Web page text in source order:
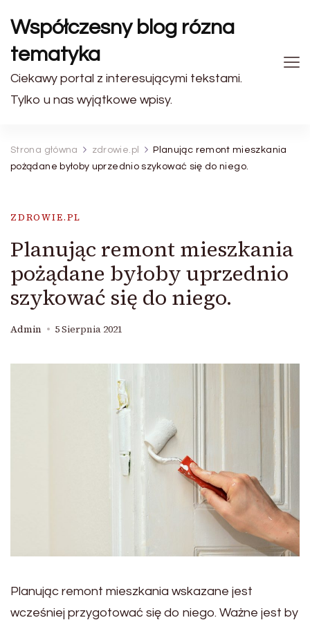
Współczesny blog rózna
tematyka
Ciekawy portal z interesującymi tekstami.
Tylko u nas wyjątkowe wpisy.
Strona główna zdrowie.pl
Planując remont mieszkania
pożądane byłoby uprzednio szykować się do niego.
ZDROWIE.PL
Planując remont mieszkania
pożądane byłoby uprzednio
szykować się do niego.
Admin 5 Sierpnia 2021
Planując remont mieszkania wskazane jest
wcześniej przygotować się do niego. Ważne jest by